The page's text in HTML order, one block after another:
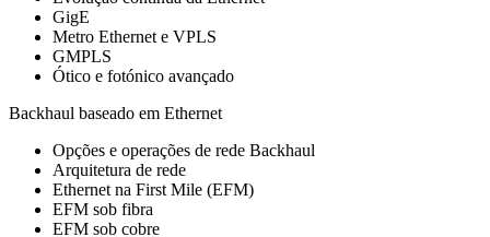
GigE
Metro Ethernet e VPLS
GMPLS
Ótico e fotónico avançado
Backhaul baseado em Ethernet
Opções e operações de rede Backhaul
Arquitetura de rede
Ethernet na First Mile (EFM)
EFM sob fibra
EFM sob cobre